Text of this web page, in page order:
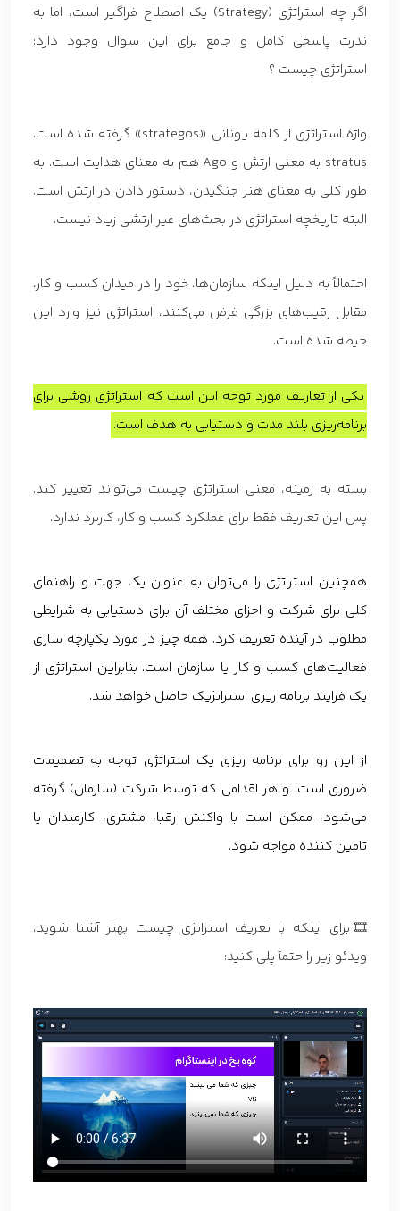
اگر چه استراتژی (Strategy) یک اصطلاح فراگیر است، اما به
ندرت پاسخی کامل و جامع برای این سوال وجود دارد:
استراتژی چیست ؟
واژه استراتژی از کلمه یونانی «strategos» گرفته شده است.
stratus به معنی ارتش و Ago هم به معنای هدایت است. به
طور کلی به معنای هنر جنگیدن، دستور دادن در ارتش است.
البته تاریخچه استراتژی در بحث‌های غیر ارتشی زیاد نیست.
احتمالاً به دلیل اینکه سازمان‌ها، خود را در میدان کسب و کار،
مقابل رقیب‌های بزرگی فرض می‌کنند، استراتژی نیز وارد این
حیطه شده است.
یکی از تعاریف مورد توجه این است که استراتژی روشی برای
برنامه‌ریزی بلند مدت و دستیابی به هدف است.
بسته به زمینه، معنی استراتژی چیست می‌تواند تغییر کند.
پس این تعاریف فقط برای عملکرد کسب و کار، کاربرد ندارد.
همچنین استراتژی را می‌توان به عنوان یک جهت و راهنمای
کلی برای شرکت و اجزای مختلف آن برای دستیابی به شرایطی
مطلوب در آینده تعریف کرد. همه چیز در مورد یکپارچه سازی
فعالیت‌های کسب و کار یا سازمان است. بنابراین استراتژی از
یک فرایند برنامه ریزی استراتژیک حاصل خواهد شد.
از این رو برای برنامه ریزی یک استراتژی توجه به تصمیمات
ضروری است. و هر اقدامی که توسط شرکت (سازمان) گرفته
می‌شود، ممکن است با واکنش رقبا، مشتری، کارمندان یا
تامین کننده مواجه شود.
🎞برای اینکه با تعریف استراتژی چیست بهتر آشنا شوید،
ویدئو زیر را حتماً پلی کنید: